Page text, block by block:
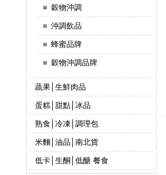
穀物沖調
沖調飲品
蜂蜜品牌
穀物沖調品牌
蔬果│生鮮肉品
蛋糕│甜點│冰品
熟食│冷凍│調理包
米麵│油品│南北貨
低卡│生酮│低醣 餐食